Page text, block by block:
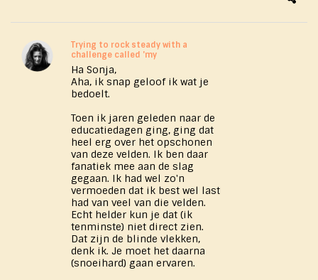
Trying to rock steady with a
challenge called 'my
Ha Sonja,
Aha, ik snap geloof ik wat je
bedoelt.
Toen ik jaren geleden naar de
educatiedagen ging, ging dat
heel erg over het opschonen
van deze velden. Ik ben daar
fanatiek mee aan de slag
gegaan. Ik had wel zo'n
vermoeden dat ik best wel last
had van veel van die velden.
Echt helder kun je dat (ik
tenminste) niet direct zien.
Dat zijn de blinde vlekken,
denk ik. Je moet het daarna
(snoeihard) gaan ervaren.